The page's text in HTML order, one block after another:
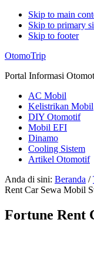
Skip to main
Skip to primary
Skip to footer
Additional
menu
OtomoTrip
Portal Informasi
AC Mobil
Kelistrikan Mobil
DIY Otomotif
Mobil EFI
Dinamo
Cooling Sistem
Artikel Otomotif
Anda di sini: Beranda /
Rent Car Sewa Mobil
Fortune Rent